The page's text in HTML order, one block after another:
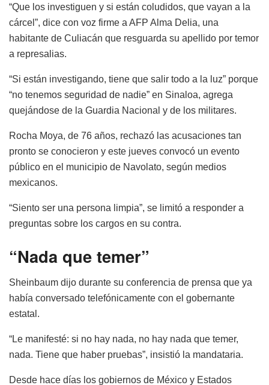
“Que los investiguen y si están coludidos, que vayan a la
cárcel”, dice con voz firme a AFP Alma Delia, una
habitante de Culiacán que resguarda su apellido por temor
a represalias.
“Si están investigando, tiene que salir todo a la luz” porque
“no tenemos seguridad de nadie” en Sinaloa, agrega
quejándose de la Guardia Nacional y de los militares.
Rocha Moya, de 76 años, rechazó las acusaciones tan
pronto se conocieron y este jueves convocó un evento
público en el municipio de Navolato, según medios
mexicanos.
“Siento ser una persona limpia”, se limitó a responder a
preguntas sobre los cargos en su contra.
“Nada que temer”
Sheinbaum dijo durante su conferencia de prensa que ya
había conversado telefónicamente con el gobernante
estatal.
“Le manifesté: si no hay nada, no hay nada que temer,
nada. Tiene que haber pruebas”, insistió la mandataria.
Desde hace días los gobiernos de México y Estados